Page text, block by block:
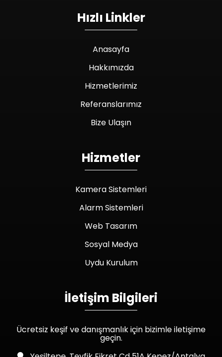
Hızlı Linkler
Anasayfa
Hakkımızda
Hizmetlerimiz
Referanslarımız
Bize Ulaşın
Hizmetler
Kamera Sistemleri
Alarm Sistemleri
Web Tasarım
Sosyal Medya
Uydu Kurulum
İletişim Bilgileri
Ücretsiz keşif ve danışmanlık için bizimle iletişime
geçin.